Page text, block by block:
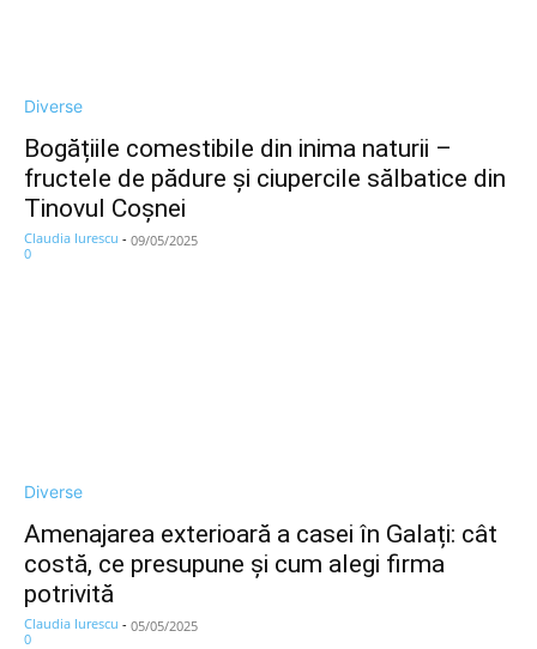
Diverse
Bogățiile comestibile din inima naturii –
fructele de pădure și ciupercile sălbatice din
Tinovul Coșnei
Claudia Iurescu - 09/05/2025
0
Diverse
Amenajarea exterioară a casei în Galați: cât
costă, ce presupune și cum alegi firma
potrivită
Claudia Iurescu - 05/05/2025
0